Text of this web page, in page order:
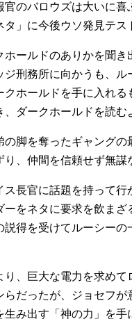
官のバロウズは大いに
」に今後ウソ発見テス
ホールドのありかを聞
ジ刑務所に向かうも、
クホールドを手に入れ
ダークホールドを読む
の脚を奪ったギャング
、仲間を信頼せず無謀
ス長官に話題を持って
ーをネタに要求を飲ま
説得を受けてルーシー
り、巨大な電力を求め
らだったが、ジョセフ
生み出す「神の力」を